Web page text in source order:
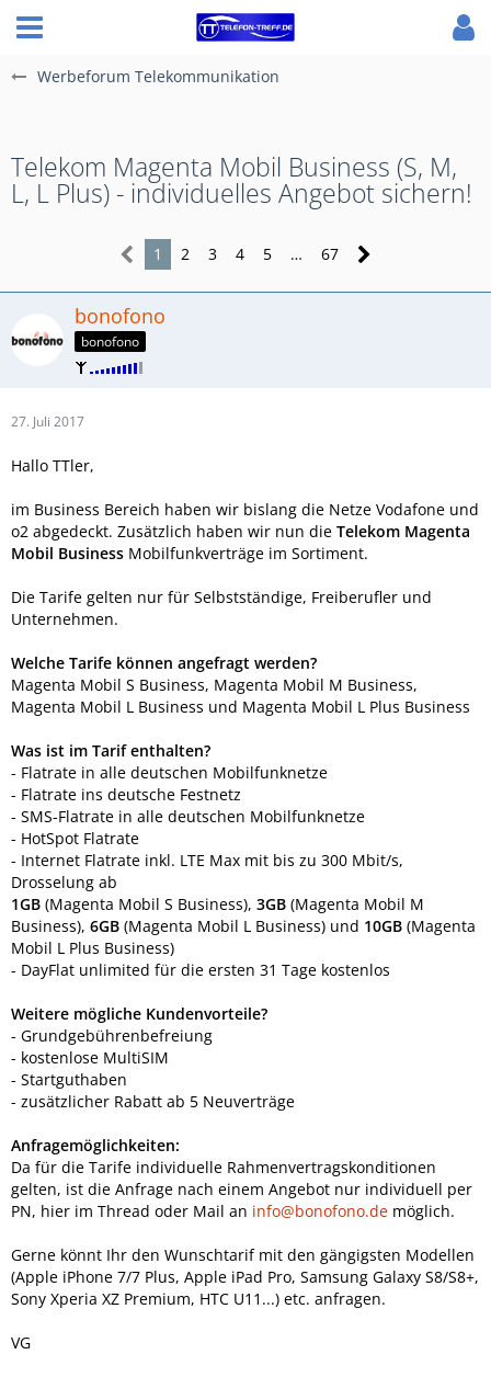
Werbeforum Telekommunikation
Telekom Magenta Mobil Business (S, M,
L, L Plus) - individuelles Angebot sichern!
1 2 3 4 5 … 67
bonofono
bonofono
27. Juli 2017
Hallo TTler,
im Business Bereich haben wir bislang die Netze Vodafone und
o2 abgedeckt. Zusätzlich haben wir nun die Telekom Magenta
Mobil Business Mobilfunkverträge im Sortiment.
Die Tarife gelten nur für Selbstständige, Freiberufler und
Unternehmen.
Welche Tarife können angefragt werden?
Magenta Mobil S Business, Magenta Mobil M Business,
Magenta Mobil L Business und Magenta Mobil L Plus Business
Was ist im Tarif enthalten?
- Flatrate in alle deutschen Mobilfunknetze
- Flatrate ins deutsche Festnetz
- SMS-Flatrate in alle deutschen Mobilfunknetze
- HotSpot Flatrate
- Internet Flatrate inkl. LTE Max mit bis zu 300 Mbit/s,
Drosselung ab
1GB (Magenta Mobil S Business), 3GB (Magenta Mobil M
Business), 6GB (Magenta Mobil L Business) und 10GB (Magenta
Mobil L Plus Business)
- DayFlat unlimited für die ersten 31 Tage kostenlos
Weitere mögliche Kundenvorteile?
- Grundgebührenbefreiung
- kostenlose MultiSIM
- Startguthaben
- zusätzlicher Rabatt ab 5 Neuverträge
Anfragemöglichkeiten:
Da für die Tarife individuelle Rahmenvertragskonditionen
gelten, ist die Anfrage nach einem Angebot nur individuell per
PN, hier im Thread oder Mail an info@bonofono.de möglich.
Gerne könnt Ihr den Wunschtarif mit den gängigsten Modellen
(Apple iPhone 7/7 Plus, Apple iPad Pro, Samsung Galaxy S8/S8+,
Sony Xperia XZ Premium, HTC U11...) etc. anfragen.
VG